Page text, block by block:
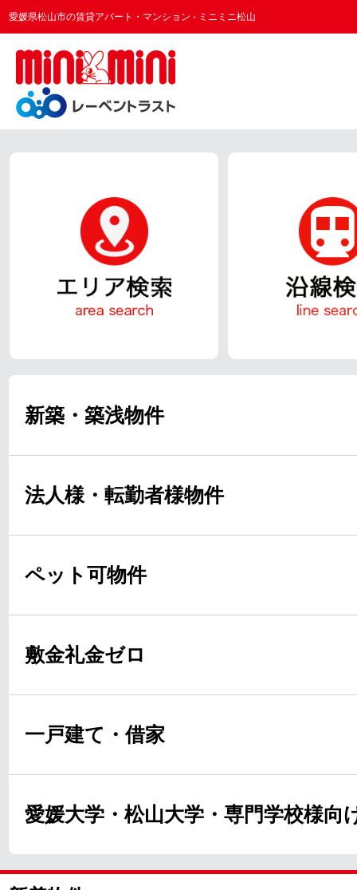
愛媛県松山市の賃貸アパート・マンション - ミニミニ松山
新築・築浅物件
法人様・転勤者様物件
ペット可物件
敷金礼金ゼロ
一戸建て・借家
愛媛大学・松山大学・専門学校様向